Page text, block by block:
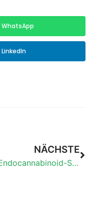
WhatsApp
LinkedIn
NÄCHSTE
Das Endocannabinoid-System – was es ist und wie es im menschlichen Körper funktioniert